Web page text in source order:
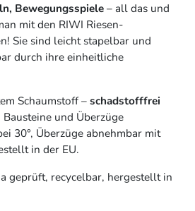
Bewegungsspiele– all das und
mit den RIWI Riesen-
Sie sind leicht stapelbar und
durch ihre einheitliche
Schaumstoff –schadstofffrei
Bausteine und Überzüge
30°, Überzüge abnehmbar mit
in der EU.